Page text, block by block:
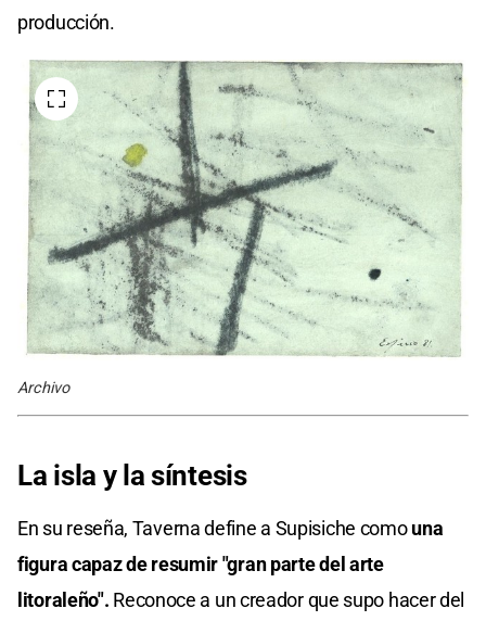
producción.
Archivo
La isla y la síntesis
En su reseña, Taverna define a Supisiche comouna
figura capaz de resumir "gran parte del arte
litoraleño". Reconoce a un creador que supo hacer del